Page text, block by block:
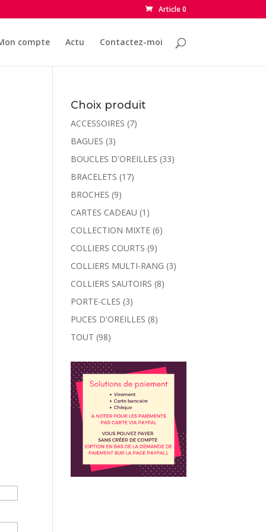
Article 0
compte Actu Contactez-moi
Choix produit
ACCESSOIRES (7)
BAGUES (3)
BOUCLES D'OREILLES (33)
BRACELETS (17)
BROCHES (9)
CARTES CADEAU (1)
COLLECTION MIXTE (6)
COLLIERS COURTS (9)
COLLIERS MULTI-RANG (3)
COLLIERS SAUTOIRS (8)
PORTE-CLES (3)
PUCES D'OREILLES (8)
TOUT (98)